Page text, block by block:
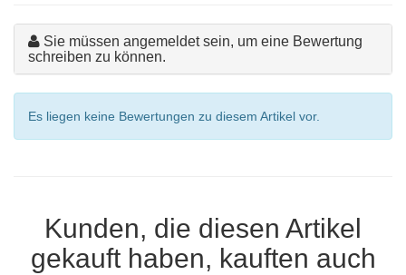
Sie müssen angemeldet sein, um eine Bewertung
schreiben zu können.
Es liegen keine Bewertungen zu diesem Artikel vor.
Kunden, die diesen Artikel
gekauft haben, kauften auch